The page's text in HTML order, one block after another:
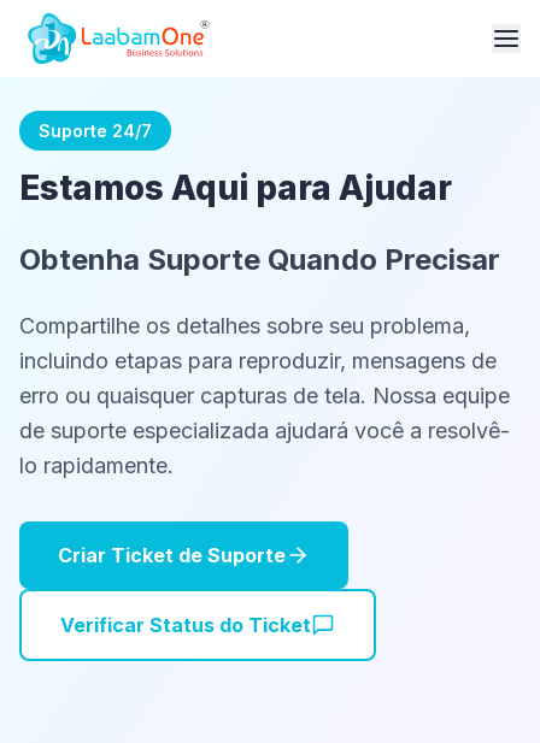
Suporte 24/7
Estamos Aqui para Ajudar
Obtenha Suporte Quando Precisar
Compartilhe os detalhes sobre seu problema,
incluindo etapas para reproduzir, mensagens de
erro ou quaisquer capturas de tela. Nossa equipe
de suporte especializada ajudará você a resolvê-
lo rapidamente.
Criar Ticket de Suporte
Verificar Status do Ticket